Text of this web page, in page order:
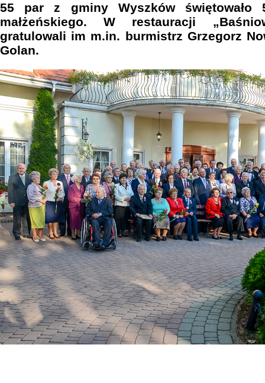
55 par z gminy Wyszków świętowało
małżeńskiego. W restauracji
gratulowali im m.in. burmistrz Grzegorz
Golan.